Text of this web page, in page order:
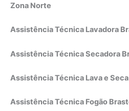
Zona Norte
Assistência Técnica Lavadora
Assistência Técnica Secadora
Assistência Técnica Lava e
Assistência Técnica Fogão